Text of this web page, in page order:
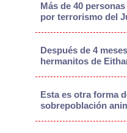
Más de 40
por terrorismo del
Después de 4
hermanitos de
Esta es otra forma
sobrepoblación